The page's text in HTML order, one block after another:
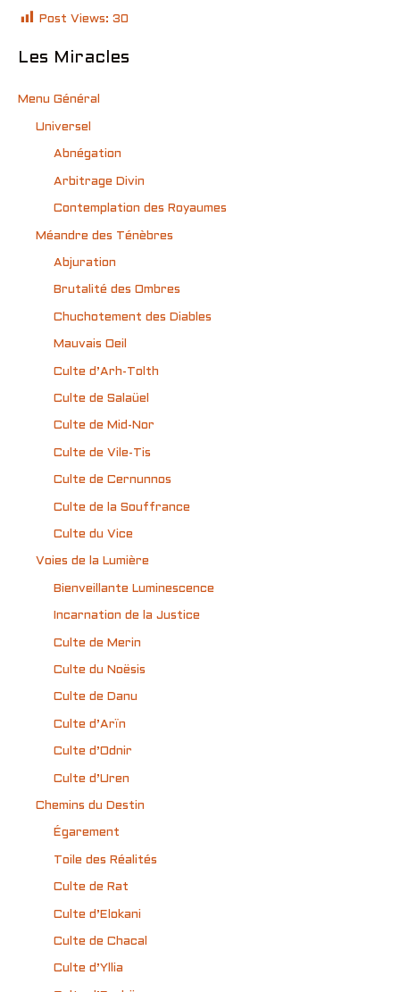
Post Views: 30
Les Miracles
Menu Général
Universel
Abnégation
Arbitrage Divin
Contemplation des Royaumes
Méandre des Ténèbres
Abjuration
Brutalité des Ombres
Chuchotement des Diables
Mauvais Oeil
Culte d’Arh-Tolth
Culte de Salaüel
Culte de Mid-Nor
Culte de Vile-Tis
Culte de Cernunnos
Culte de la Souffrance
Culte du Vice
Voies de la Lumière
Bienveillante Luminescence
Incarnation de la Justice
Culte de Merin
Culte du Noësis
Culte de Danu
Culte d’Arïn
Culte d’Odnir
Culte d’Uren
Chemins du Destin
Égarement
Toile des Réalités
Culte de Rat
Culte d’Elokani
Culte de Chacal
Culte d’Yllia